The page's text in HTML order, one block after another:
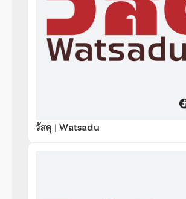
วัสดุ | Watsadu